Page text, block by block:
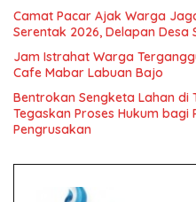
Camat Pacar Ajak Warga
Serentak 2026, Delapan Desa
Jam Istrahat Warga
Cafe Mabar Labuan Bajo
Bentrokan Sengketa Lahan di
Tegaskan Proses Hukum bagi
Pengrusakan